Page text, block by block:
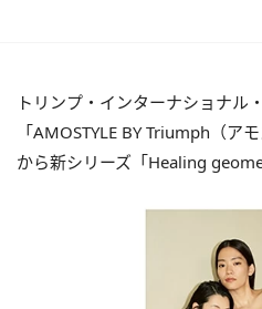
トリンプ・インターナショナル
「AMOSTYLE BY Triumph（ア
から新シリーズ「Healing